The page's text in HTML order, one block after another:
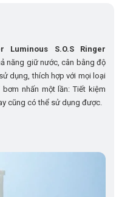
Luminous S.O.S Ringer
năng giữ nước, cân bằng độ
dụng, thích hợp với mọi loại
nhấn một lần: Tiết kiệm
cũng có thể sử dụng được.